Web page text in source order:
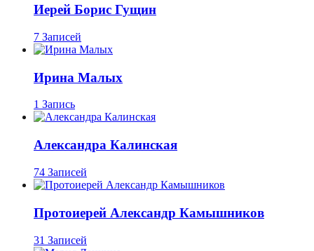
Иерей Борис Гущин
7 Записей
Ирина Малых
1 Запись
Александра Калинская
74 Записей
Протоиерей Александр Камышников
31 Записей